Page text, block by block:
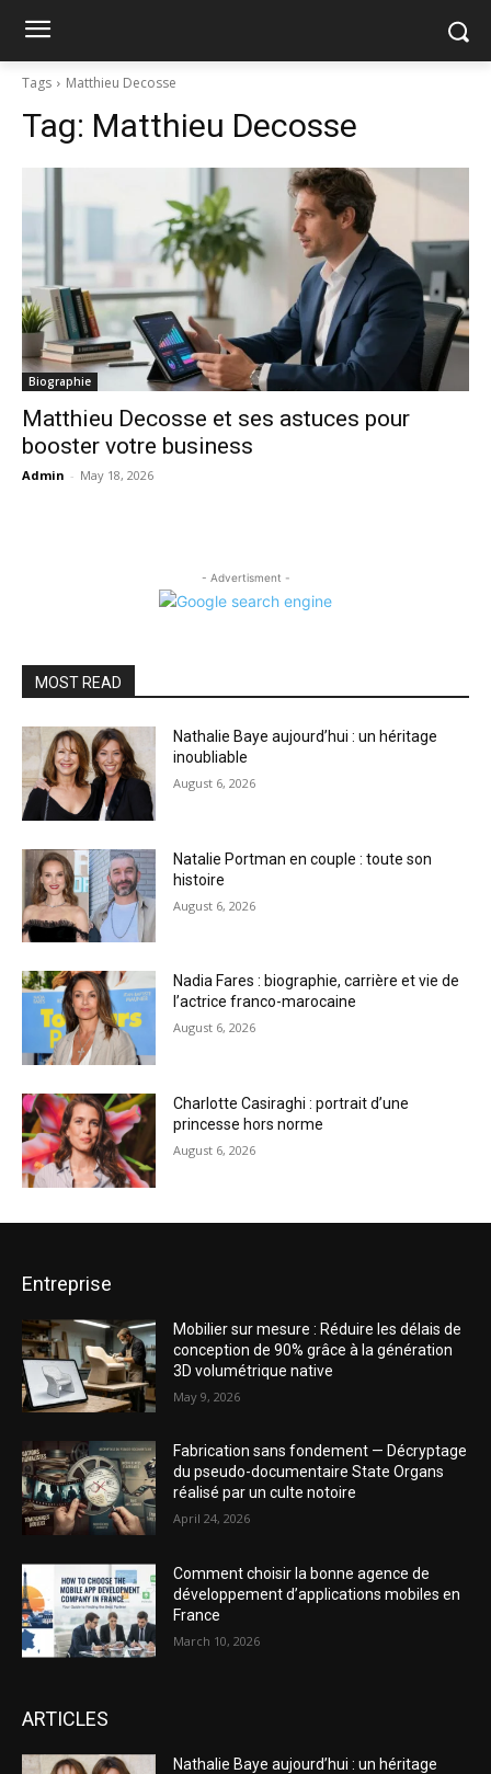
Tags Matthieu Decosse
Tag: Matthieu Decosse
Biographie
Matthieu Decosse et ses astuces pour
booster votre business
Admin - May 18, 2026
- Advertisment -
MOST READ
Nathalie Baye aujourd’hui : un héritage
inoubliable
August 6, 2026
Natalie Portman en couple : toute son
histoire
August 6, 2026
Nadia Fares : biographie, carrière et vie de
l’actrice franco-marocaine
August 6, 2026
Charlotte Casiraghi : portrait d’une
princesse hors norme
August 6, 2026
Entreprise
Mobilier sur mesure : Réduire les délais de
conception de 90% grâce à la génération
3D volumétrique native
May 9, 2026
Fabrication sans fondement — Décryptage
du pseudo-documentaire State Organs
réalisé par un culte notoire
April 24, 2026
Comment choisir la bonne agence de
développement d’applications mobiles en
France
March 10, 2026
ARTICLES
Nathalie Baye aujourd’hui : un héritage